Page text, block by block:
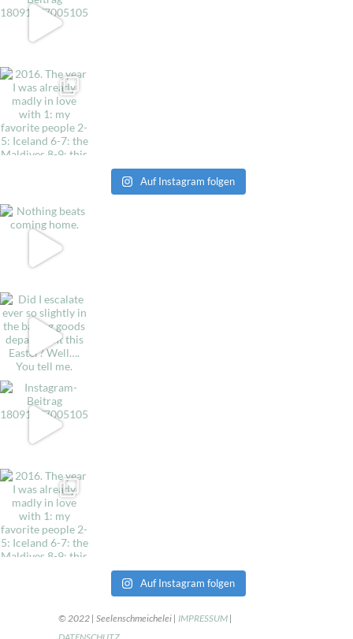
Auf Instagram folgen
Auf Instagram folgen
© 2022 | Seelenschmeichelei | IMPRESSUM |